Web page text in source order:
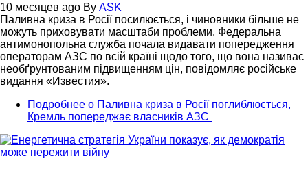
10 месяцев ago By ASK
Паливна криза в Росії посилюється, і чиновники більше не
можуть приховувати масштаби проблеми. Федеральна
антимонопольна служба почала видавати попередження
операторам АЗС по всій країні щодо того, що вона називає
необґрунтованим підвищенням цін, повідомляє російське
видання «Известия».
Подробнее о Паливна криза в Росії поглиблюється,
Кремль попереджає власників АЗС